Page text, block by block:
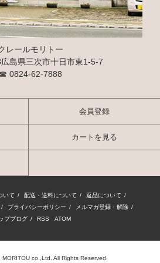
レールモリトー
島県三次市十日市東1-5-7
☎ 0824-62-7888
会員登録
カートを見る
いて / 配送・送料について / 返品について /
/ プライバシーポリシー / メルマガ登録・解除 /
プブログ / RSS ATOM
co.,Ltd. All Rights Reserved.